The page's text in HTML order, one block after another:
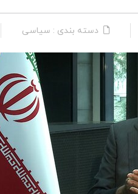
دسته بندی : سیاسی